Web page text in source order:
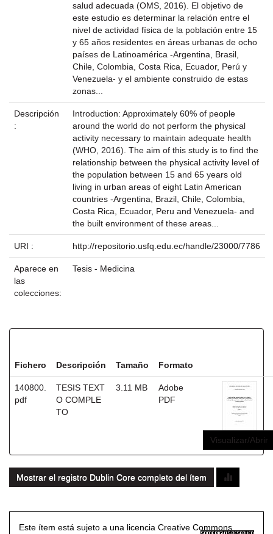
salud adecuada (OMS, 2016). El objetivo de
este estudio es determinar la relación entre el
nivel de actividad física de la población entre 15
y 65 años residentes en áreas urbanas de ocho
países de Latinoamérica -Argentina, Brasil,
Chile, Colombia, Costa Rica, Ecuador, Perú y
Venezuela- y el ambiente construido de estas
zonas...
Descripción
:
Introduction: Approximately 60% of people
around the world do not perform the physical
activity necessary to maintain adequate health
(WHO, 2016). The aim of this study is to find the
relationship between the physical activity level of
the population between 15 and 65 years old
living in urban areas of eight Latin American
countries -Argentina, Brazil, Chile, Colombia,
Costa Rica, Ecuador, Peru and Venezuela- and
the built environment of these areas...
URI : http://repositorio.usfq.edu.ec/handle/23000/7786
Aparece en
las
colecciones:
Tesis - Medicina
Fichero Descripción Tamaño Formato
140800.
pdf
TESIS TEXT
O COMPLE
TO
3.11 MB
Adobe
PDF
Visualizar/Abrir
Mostrar el registro Dublin Core completo del ítem
Este ítem está sujeto a una licencia Creative Commons